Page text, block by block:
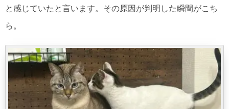
と感じていたと言います。その原因が判明した瞬間がこち
ら。